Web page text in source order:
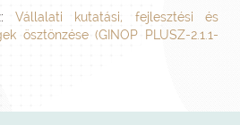
Vállalati kutatási, fejlesztési és
ösztönzése (GINOP PLUSZ-2.1.1-